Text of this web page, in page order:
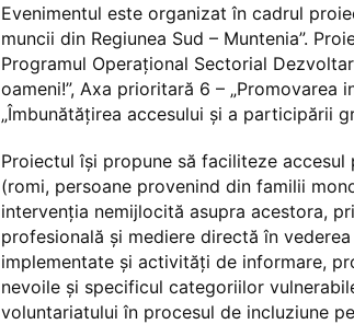
Evenimentul este organizat în cadrul
muncii din Regiunea Sud – Muntenia”.
Programul Operaţional Sectorial
oameni!”, Axa prioritară 6 – „Promovarea
„Îmbunătăţirea accesului şi a participării
Proiectul îşi propune să faciliteze
(romi, persoane provenind din familii
intervenția nemijlocită asupra acestora,
profesională şi mediere directă în
implementate şi activităţi de informare,
nevoile şi specificul categoriilor
voluntariatului în procesul de incluziune